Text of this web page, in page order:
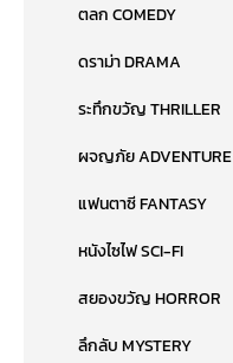
ตลก COMEDY
ดราม่า DRAMA
ระทึกขวัญ THRILLER
ผจญภัย ADVENTURE
แฟนตาซี FANTASY
หนังไซไฟ SCI-FI
สยองขวัญ HORROR
ลึกลับ MYSTERY